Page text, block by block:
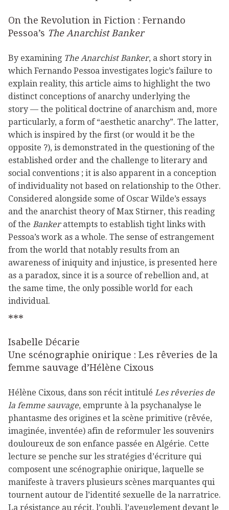
On the Revolution in Fiction : Fernando
Pessoa’s The Anarchist Banker
By examining The Anarchist Banker, a short story in
which Fernando Pessoa investigates logic’s failure to
explain reality, this article aims to highlight the two
distinct conceptions of anarchy underlying the
story — the political doctrine of anarchism and, more
particularly, a form of “aesthetic anarchy”. The latter,
which is inspired by the first (or would it be the
opposite ?), is demonstrated in the questioning of the
established order and the challenge to literary and
social conventions ; it is also apparent in a conception
of individuality not based on relationship to the Other.
Considered alongside some of Oscar Wilde’s essays
and the anarchist theory of Max Stirner, this reading
of the Bankerattempts to establish tight links with
Pessoa’s work as a whole. The sense of estrangement
from the world that notably results from an
awareness of iniquity and injustice, is presented here
as a paradox, since it is a source of rebellion and, at
the same time, the only possible world for each
individual.
***
Isabelle Décarie
Une scénographie onirique : Les rêveries de la
femme sauvage d’Hélène Cixous
Hélène Cixous, dans son récit intitulé Les rêveries de
la femme sauvage, emprunte à la psychanalyse le
phantasme des origines et la scène primitive (rêvée,
imaginée, inventée) afin de reformuler les souvenirs
douloureux de son enfance passée en Algérie. Cette
lecture se penche sur les stratégies d’écriture qui
composent une scénographie onirique, laquelle se
manifeste à travers plusieurs scènes marquantes qui
tournent autour de l’identité sexuelle de la narratrice.
La résistance au récit, l’oubli, l’aveuglement devant le